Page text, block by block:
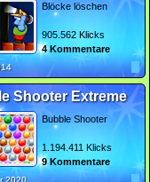
Blöcke löschen
905.562 Klicks
4 Kommentare
Shooter Extreme
Bubble Shooter
1.194.411 Klicks
9 Kommentare
2020